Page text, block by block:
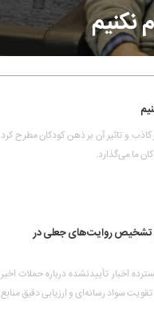
نکنیم
و تاثیر آن بر ذهن کودکان مطرح کرد
ما می‌گذارد.
تشخیص روایت‌های جعلی در
اخبار تأییدنشده درباره حملات اخیر
سواد رسانه‌ای و ارزیابی دقیق منابع